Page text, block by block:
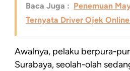
Baca Juga : Penemuan
Ternyata Driver Ojek
Awalnya, pelaku berpura-
Surabaya, seolah-olah